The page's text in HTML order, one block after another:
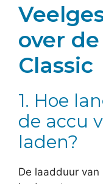
over
Classic
1. Hoe
de accu
laden?
De laadduur van